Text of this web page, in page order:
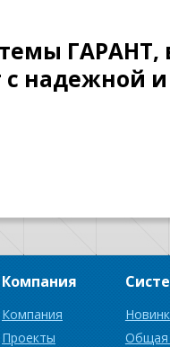
ГАРАНТ,
с надежной
Компания
Компания
Проекты
Общая